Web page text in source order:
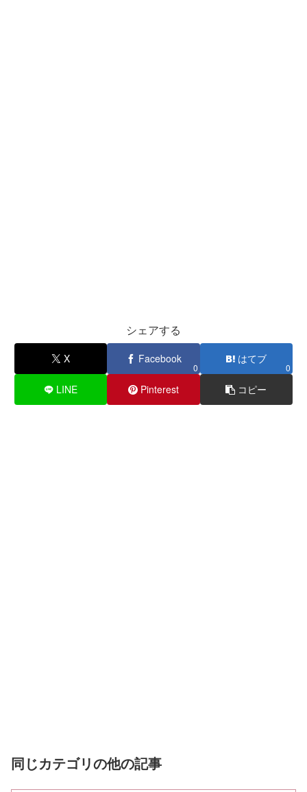
シェアする
X Facebook
0
はてブ
0
LINE Pinterest コピー
同じカテゴリの他の記事